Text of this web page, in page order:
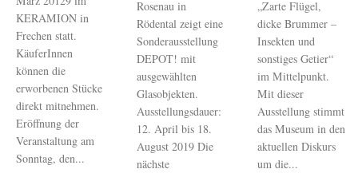
KERAMION in
Frechen statt.
KäuferInnen
können die
erworbenen Stücke
direkt mitnehmen.
Eröffnung der
Veranstaltung am
Sonntag, den...
Rosenau in
Rödental zeigt eine
Sonderausstellung
DEPOT! mit
ausgewählten
Glasobjekten.
Ausstellungsdauer:
12. April bis 18.
August 2019 Die
nächste
„Zarte Flügel,
dicke Brummer –
Insekten und
sonstiges Getier“
im Mittelpunkt.
Mit dieser
Ausstellung stimmt
das Museum in den
aktuellen Diskurs
um die...